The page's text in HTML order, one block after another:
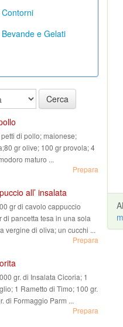
Contorni
Bevande e Gelati
Cerca
di pollo; maionese;
gr olive; 100 gr provola; 4
maturo ...
Prepara
all’ insalata
gr di cavolo cappuccio
di pancetta tesa in una sola
vergine di oliva; un cucchi ...
Prepara
gr. di Insalata Cicoria; 1
1 Rametto di Timo; 100 gr.
di Formaggio Parm ...
Prepara